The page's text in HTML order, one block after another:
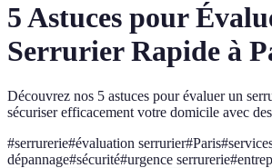
5 Astuces pour
Serrurier Rapide à
Découvrez nos 5 astuces pour évaluer un
sécuriser efficacement votre domicile avec
#serrurerie#évaluation serrurier#Paris#
dépannage#sécurité#urgence serrurerie#